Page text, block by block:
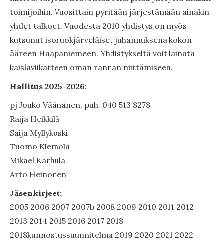
toimijoihin. Vuosittain pyritään järjestämään ainakin
yhdet talkoot. Vuodesta 2010 yhdistys on myös
kutsunut isoruokjärveläiset juhannuksena kokon
ääreen Haapaniemeen. Yhdistykseltä voit lainata
kaislaviikatteen oman rannan niittämiseen.
Hallitus 2025-2026:
pj Jouko Väänänen, puh. 040 513 8278
Raija Heikkilä
Saija Myllykoski
Tuomo Klemola
Mikael Karhula
Arto Heinonen
Jäsenkirjeet:
2005 2006 2007 2007b 2008 2009 2010 2011 2012
2013 2014 2015 2016 2017 2018
2018kunnostussuunnitelma 2019 2020 2021 2022